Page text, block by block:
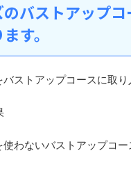
バストアップ
す。
ストアップコースに取り
わないバストアップコ